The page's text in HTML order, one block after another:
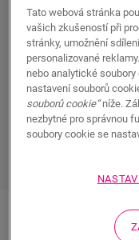
Instalace
podlahy
Jakmile najdete
chtít nainstalovat co
instalaci na
všechno sami– je to
Tato webová stránka
vašich zkušeností při
stránky, umožnění
personalizované
nebo analytické
nastavení souborů
souborů cookie“níže.
nezbytné pro správnou
soubory cookie se